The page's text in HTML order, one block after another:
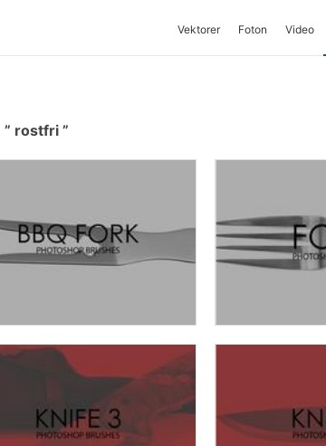
Vektorer Foton Video
rostfri